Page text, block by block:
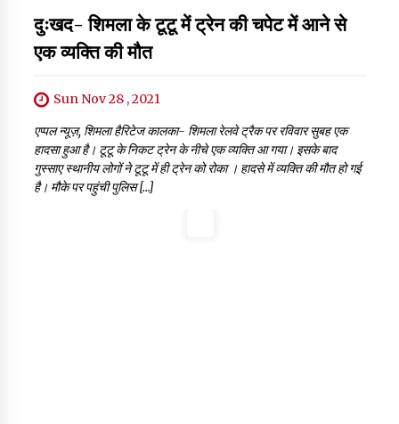
दुःखद- शिमला के टूटू में ट्रेन की चपेट में आने से
एक व्यक्ति की मौत
Sun Nov 28 , 2021
एप्पल न्यूज़, शिमला हैरिटेज कालका- शिमला रेलवे ट्रैक पर रविवार सुबह एक
हादसा हुआ है। टूटू के निकट ट्रेन के नीचे एक व्यक्ति आ गया। इसके बाद
गुस्साए स्थानीय लोगों ने टूटू में ही ट्रेन को रोका । हादसे में व्यक्ति की मौत हो गई
है। मौके पर पहुंची पुलिस […]